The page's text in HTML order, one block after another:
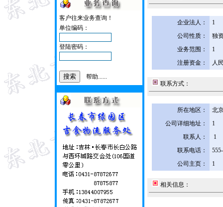
客户往来业务查询！
单位编码：
登陆密码：
帮助......
企业法人：
1
公司性质：
独
业务范围：
1
注册资金：
人
联系方式：
所在地区：
北
公司详细地址：
1
联系人：
1
联系电话：
公司主页：
1
相关信息：